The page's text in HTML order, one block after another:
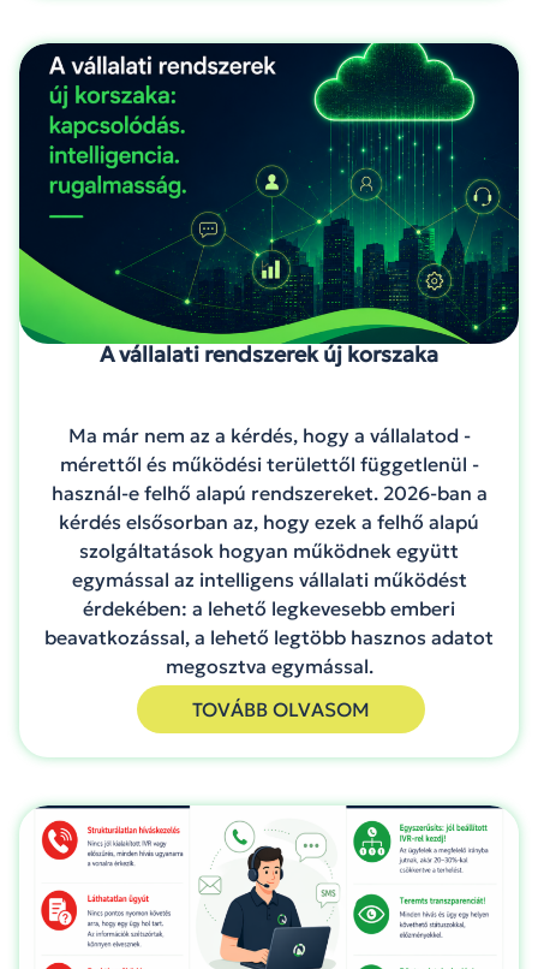
A vállalati rendszerek új korszaka
Ma már nem az a kérdés, hogy a vállalatod -
mérettől és működési területtől függetlenül -
használ-e felhő alapú rendszereket. 2026-ban a
kérdés elsősorban az, hogy ezek a felhő alapú
szolgáltatások hogyan működnek együtt
egymással az intelligens vállalati működést
érdekében: a lehető legkevesebb emberi
beavatkozással, a lehető legtöbb hasznos adatot
megosztva egymással.
TOVÁBB OLVASOM